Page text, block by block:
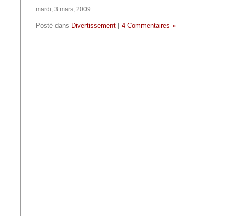
mardi, 3 mars, 2009
Posté dans Divertissement 4 Commentaires »